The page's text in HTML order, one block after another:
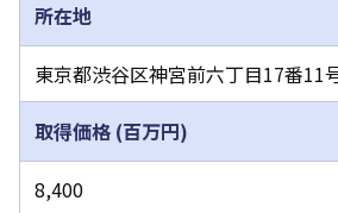
所在地
東京都渋谷区神宮前六丁目17番11
取得価格 (百万円)
8,400